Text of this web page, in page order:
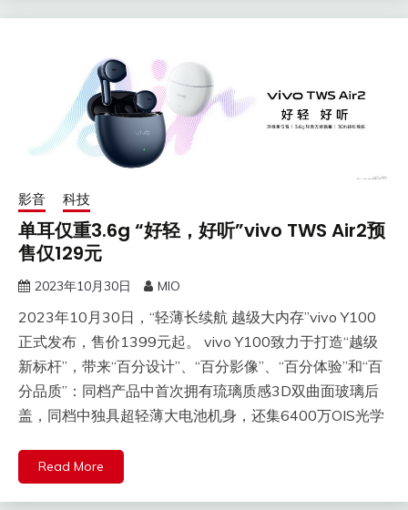
影音 科技
单耳仅重3.6g “好轻，好听”vivo TWS Air2预
售仅129元
2023年10月30日 MIO
2023年10月30日，“轻薄长续航 越级大内存”vivo Y100
正式发布，售价1399元起。 vivo Y100致力于打造“越级
新标杆”，带来“百分设计”、“百分影像”、“百分体验”和“百
分品质”：同档产品中首次拥有琉璃质感3D双曲面玻璃后
盖，同档中独具超轻薄大电池机身，还集6400万OIS光学
Read More